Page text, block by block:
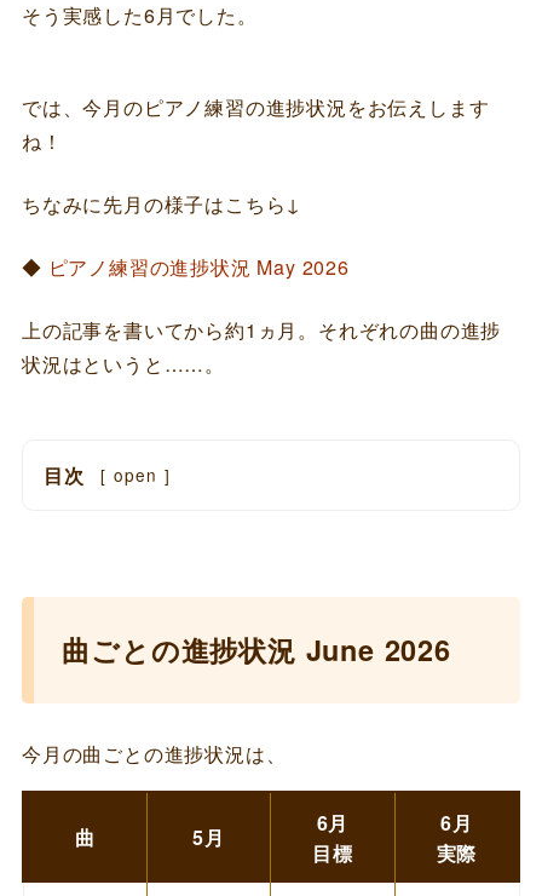
そう実感した6月でした。
では、今月のピアノ練習の進捗状況をお伝えします
ね！
ちなみに先月の様子はこちら↓
◆ ピアノ練習の進捗状況 May 2026
上の記事を書いてから約1ヵ月。それぞれの曲の進捗
状況はというと……。
目次 [ open ]
曲ごとの進捗状況 June 2026
今月の曲ごとの進捗状況は、
曲 5月
6月
目標
6月
実際